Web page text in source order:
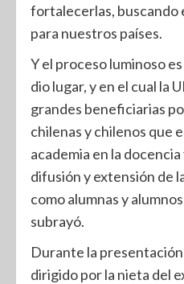
fortalecerlas,
para nuestros países.
Y el proceso luminoso
dio lugar, y en el cual la
grandes beneficiarias
chilenas y chilenos que
academia en la
difusión y extensión de
como alumnas y
subrayó.
Durante la
dirigido por la nieta del